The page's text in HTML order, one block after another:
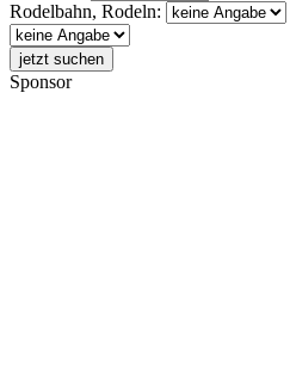
Rodelbahn, Rodeln:
Sponsor